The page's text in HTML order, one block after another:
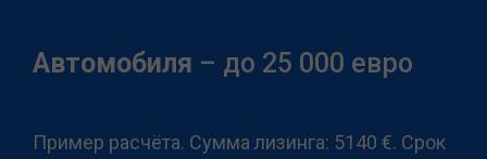
Aвтомобиля – до 25 000 евро
Пример расчёта. Сумма лизинга: 5140 €. Срок